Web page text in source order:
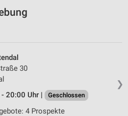
❯
30
20:00 Uhr |
Geschlossen
4 Prospekte